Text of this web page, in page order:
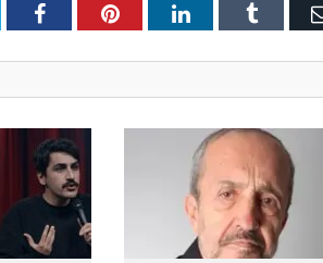
FacebookPinterestLinkedInTumblr